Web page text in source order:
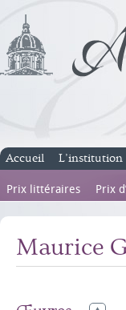
Accueil L’institution
Prix littéraires Prix
Maurice